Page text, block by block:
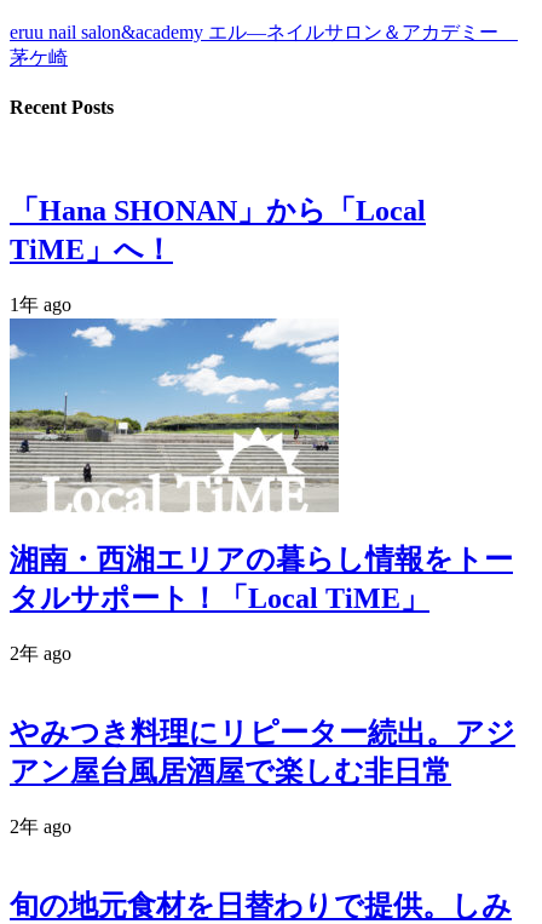
eruu nail salon&academy エル―ネイルサロン＆アカデミー
茅ケ崎
Recent Posts
「Hana SHONAN」から「Local
TiME」へ！
1年 ago
湘南・西湘エリアの暮らし情報をトー
タルサポート！「Local TiME」
2年 ago
やみつき料理にリピーター続出。アジ
アン屋台風居酒屋で楽しむ非日常
2年 ago
旬の地元食材を日替わりで提供。しみ